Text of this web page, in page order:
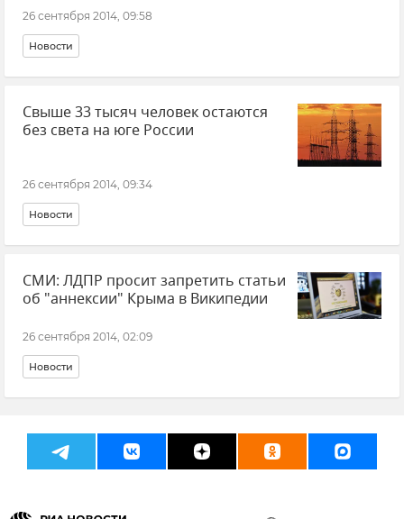
26 сентября 2014, 09:58
Новости
Свыше 33 тысяч человек остаются
без света на юге России
26 сентября 2014, 09:34
Новости
СМИ: ЛДПР просит запретить статьи
об "аннексии" Крыма в Википедии
26 сентября 2014, 02:09
Новости